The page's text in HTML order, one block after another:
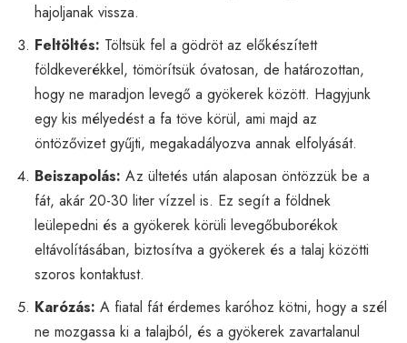
hajoljanak vissza.
Feltöltés: Töltsük fel a gödröt az előkészített
földkeverékkel, tömörítsük óvatosan, de határozottan,
hogy ne maradjon levegő a gyökerek között. Hagyjunk
egy kis mélyedést a fa töve körül, ami majd az
öntözővizet gyűjti, megakadályozva annak elfolyását.
Beiszapolás: Az ültetés után alaposan öntözzük be a
fát, akár 20-30 liter vízzel is. Ez segít a földnek
leülepedni és a gyökerek körüli levegőbuborékok
eltávolításában, biztosítva a gyökerek és a talaj közötti
szoros kontaktust.
Karózás: A fiatal fát érdemes karóhoz kötni, hogy a szél
ne mozgassa ki a talajból, és a gyökerek zavartalanul